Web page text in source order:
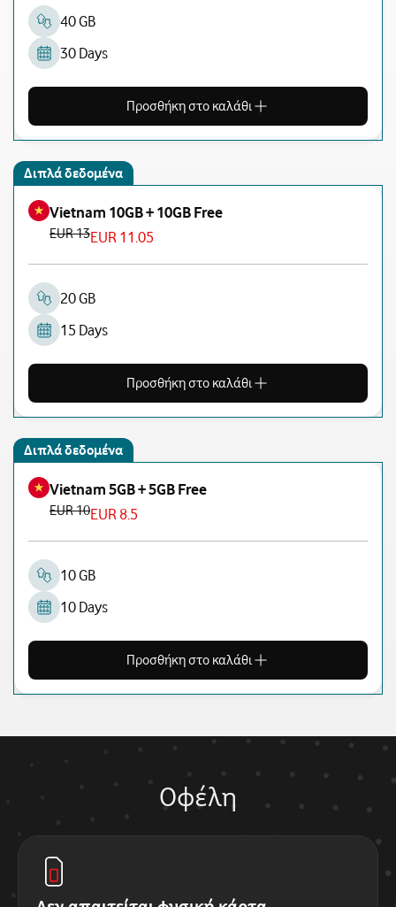
40 GB
30 Days
Προσθήκη στο καλάθι
Διπλά δεδομένα
Vietnam 10GB + 10GB Free
EUR 13EUR 11.05
20 GB
15 Days
Προσθήκη στο καλάθι
Διπλά δεδομένα
Vietnam 5GB + 5GB Free
EUR 10EUR 8.5
10 GB
10 Days
Προσθήκη στο καλάθι
Οφέλη